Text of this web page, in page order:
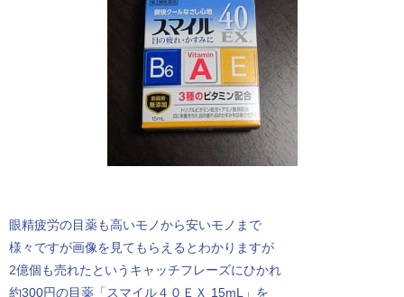
眼精疲労の目薬も高いモノから安いモノまで
様々ですが画像を見てもらえるとわかりますが
2億個も売れたというキャッチフレーズにひかれ
約300円の目薬「スマイル４０ＥＸ 15mL」を